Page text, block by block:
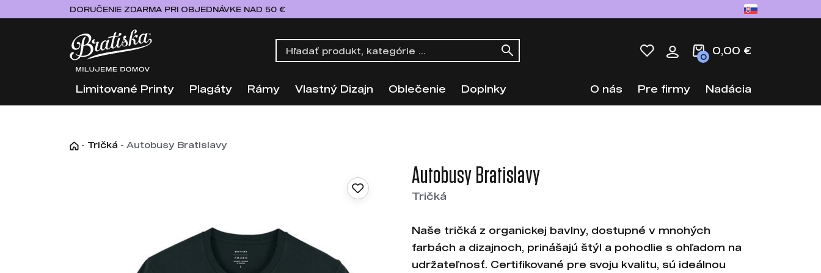
DORUČENIE ZDARMA PRI OBJEDNÁVKE NAD 50 €
0
0,00 €
Limitované Printy Plagáty Rámy Vlastný Dizajn Oblečenie Doplnky O nás Pre firmy Nadácia
- Tričká - Autobusy Bratislavy
Autobusy Bratislavy
Tričká
Naše tričká z organickej bavlny, dostupné v mnohých
farbách a dizajnoch, prinášajú štýl a pohodlie s ohľadom na
udržateľnosť. Certifikované pre svoju kvalitu, sú ideálnou